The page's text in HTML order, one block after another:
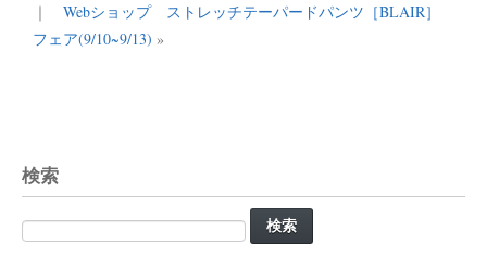
｜ Webショップ ストレッチテーパードパンツ［BLAIR］
フェア(9/10~9/13) »
検索
検
索: